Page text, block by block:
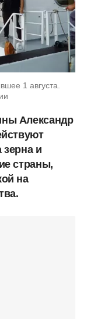
1 августа.
Александр
и
страны,
на